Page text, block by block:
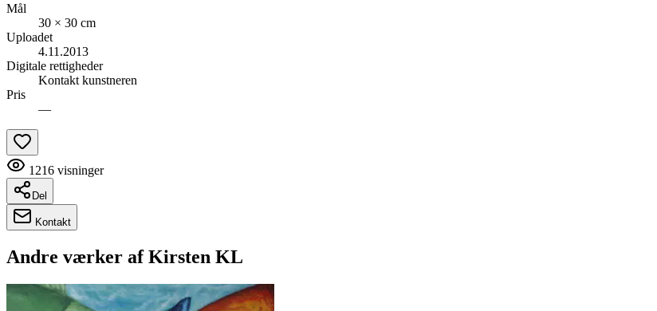
Mål
30 × 30 cm
Uploadet
4.11.2013
Digitale rettigheder
Kontakt kunstneren
Pris
—
1216 visninger
Del
Kontakt
Andre værker afKirsten KL